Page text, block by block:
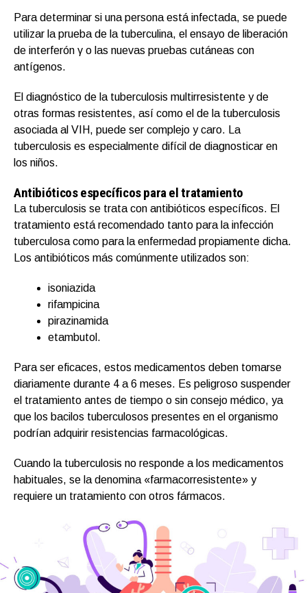
Para determinar si una persona está infectada, se puede
utilizar la prueba de la tuberculina, el ensayo de liberación
de interferón γ o las nuevas pruebas cutáneas con
antígenos.
El diagnóstico de la tuberculosis multirresistente y de
otras formas resistentes, así como el de la tuberculosis
asociada al VIH, puede ser complejo y caro. La
tuberculosis es especialmente difícil de diagnosticar en
los niños.
Antibióticos específicos para el tratamiento
La tuberculosis se trata con antibióticos específicos. El
tratamiento está recomendado tanto para la infección
tuberculosa como para la enfermedad propiamente dicha.
Los antibióticos más comúnmente utilizados son:
isoniazida
rifampicina
pirazinamida
etambutol.
Para ser eficaces, estos medicamentos deben tomarse
diariamente durante 4 a 6 meses. Es peligroso suspender
el tratamiento antes de tiempo o sin consejo médico, ya
que los bacilos tuberculosos presentes en el organismo
podrían adquirir resistencias farmacológicas.
Cuando la tuberculosis no responde a los medicamentos
habituales, se la denomina «farmacorresistente» y
requiere un tratamiento con otros fármacos.